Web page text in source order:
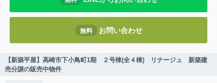
無料 お問い合わせ
【新築平屋】高崎市下小鳥町1期 ２号棟(全４棟) リナージュ 新築建
売分譲の販売中物件